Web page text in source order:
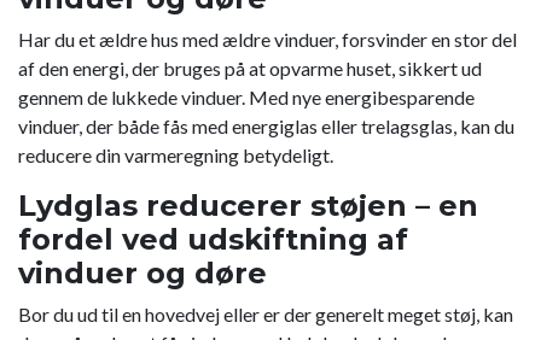
Har du et ældre hus med ældre vinduer, forsvinder en stor del
af den energi, der bruges på at opvarme huset, sikkert ud
gennem de lukkede vinduer. Med nye energibesparende
vinduer, der både fås med energiglas eller trelagsglas, kan du
reducere din varmeregning betydeligt.
Lydglas reducerer støjen – en
fordel ved udskiftning af
vinduer og døre
Bor du ud til en hovedvej eller er der generelt meget støj, kan